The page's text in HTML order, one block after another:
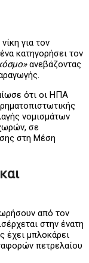
για τον
κατηγορήσει τον
ανεβάζοντας
ότι οι ΗΠΑ
νομισμάτων
σε
στη Μέση
από τον
στην ένατη
έχει μπλοκάρει
πετρελαίου